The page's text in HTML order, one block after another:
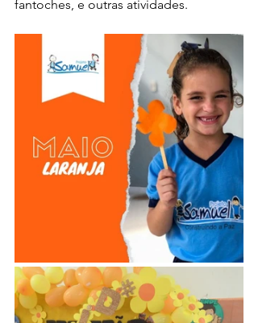
fantoches, e outras atividades.